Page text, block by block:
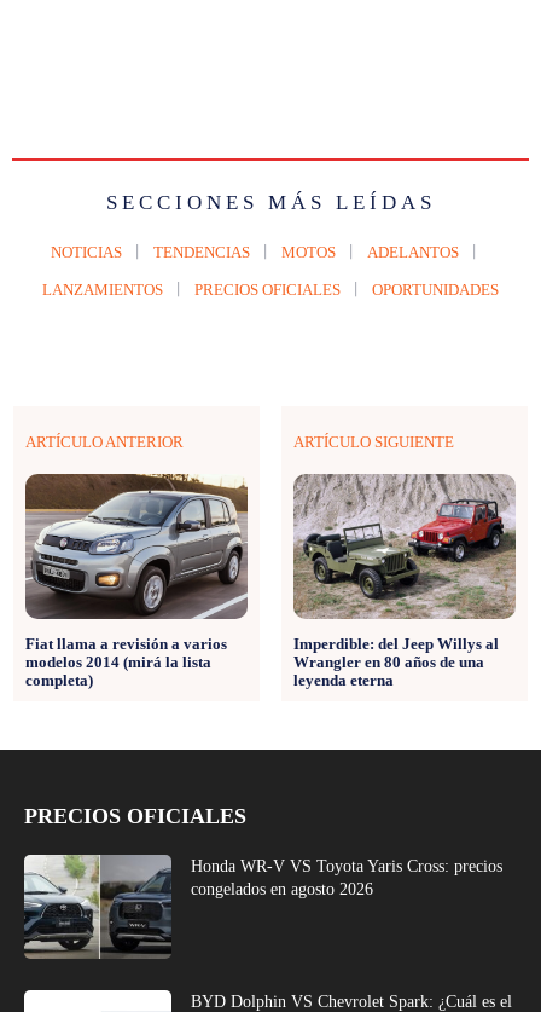
SECCIONES MÁS LEÍDAS
NOTICIAS TENDENCIAS MOTOS ADELANTOS
LANZAMIENTOS PRECIOS OFICIALES OPORTUNIDADES
ARTÍCULO ANTERIOR
Fiat llama a revisión a varios
modelos 2014 (mirá la lista
completa)
ARTÍCULO SIGUIENTE
Imperdible: del Jeep Willys al
Wrangler en 80 años de una
leyenda eterna
PRECIOS OFICIALES
Honda WR-V VS Toyota Yaris Cross: precios
congelados en agosto 2026
BYD Dolphin VS Chevrolet Spark: ¿Cuál es el